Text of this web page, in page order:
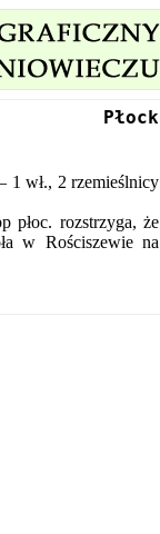
Płock
1 wł., 2 rzemieślnicy
płoc. rozstrzyga, że
w Rościszewie na